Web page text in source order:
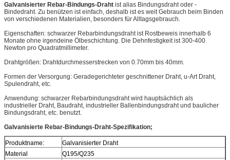
Galvanisierter Rebar-Bindungs-Draht ist alias Bindungsdraht oder -
Bindedraht. Zu benützen ist einfach, deshalb ist es weit Gebrauch beim Binden
von verschiedenen Materialien, besonders für Alltagsgebrauch.
Eigenschaften: schwarzer Rebarbindungsdraht ist Rostbeweis innerhalb 6
Monate ohne irgendeine Ölbeschichtung. Die Dehnfestigkeit ist 300-400
Newton pro Quadratmillimeter.
Drahtgrößen: Drahtdurchmesserstrecken von 0.70mm bis 40mm.
Formen der Versorgung: Geradegerichteter geschnittener Draht, u-Art Draht,
Spulendraht, etc.
Anwendung: schwarzer Rebarbindungsdraht wird hauptsächlich als
industrieller Draht, Baudraht, industrieller Ballenbindungsdraht und baulicher
Bindungsdraht, etc. benutzt.
Galvanisierte Rebar-Bindungs-Draht-Spezifikation;
Produktname:
Galvanisierter Draht
Material
Q195/Q235